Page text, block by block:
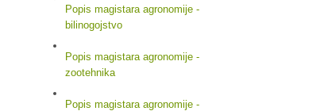
Popis magistara agronomije -
bilinogojstvo
Popis magistara agronomije -
zootehnika
Popis magistara agronomije -